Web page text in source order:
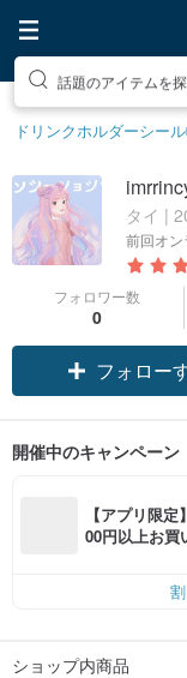
話題のアイテムを
ドリンクホルダーシー
タイ |
前回オン
フォロワー数
0
フォロー
開催中のキャンペーン
【アプリ限
00円以上お買
ショップ内商品